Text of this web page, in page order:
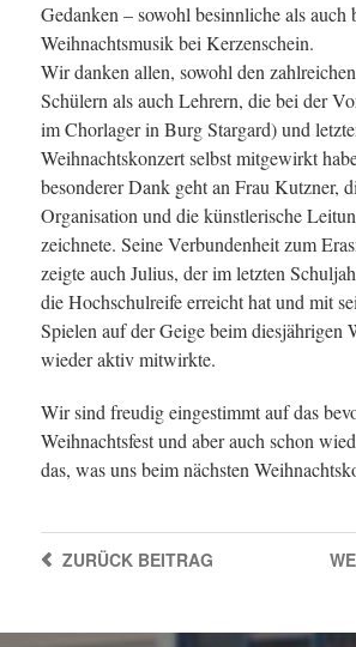
Gedanken – sowohl besinnliche als auch
Weihnachtsmusik bei Kerzenschein.
Wir danken allen, sowohl den
Schülern als auch Lehrern, die bei der
im Chorlager in Burg Stargard) und
Weihnachtskonzert selbst mitgewirkt
besonderer Dank geht an Frau Kutzner,
Organisation und die künstlerische
zeichnete. Seine Verbundenheit zum
zeigte auch Julius, der im letzten
die Hochschulreife erreicht hat und mit
Spielen auf der Geige beim diesjährigen
wieder aktiv mitwirkte.
Wir sind freudig eingestimmt auf das
Weihnachtsfest und aber auch schon
das, was uns beim nächsten
ZURÜCKBEITRAG